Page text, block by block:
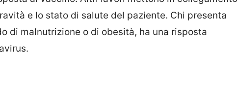
e lo stato di salute del paziente. Chi presenta
di malnutrizione o di obesità, ha una risposta